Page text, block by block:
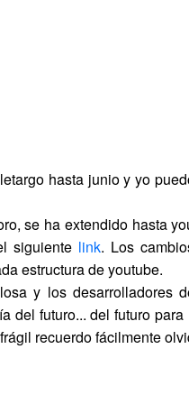
hasta junio y yo
se ha extendido hasta
siguiente link. Los
estructura de youtube.
y los desarrolladores
del futuro... del futuro
recuerdo fácilmente